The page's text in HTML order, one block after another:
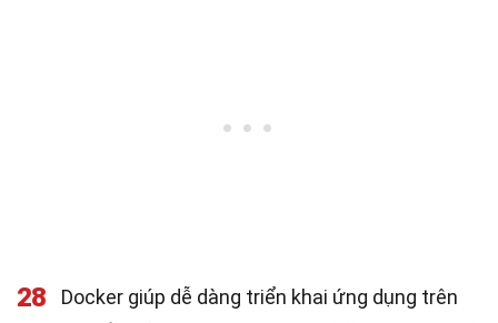
28
Docker giúp dễ dàng triển khai ứng dụng trên